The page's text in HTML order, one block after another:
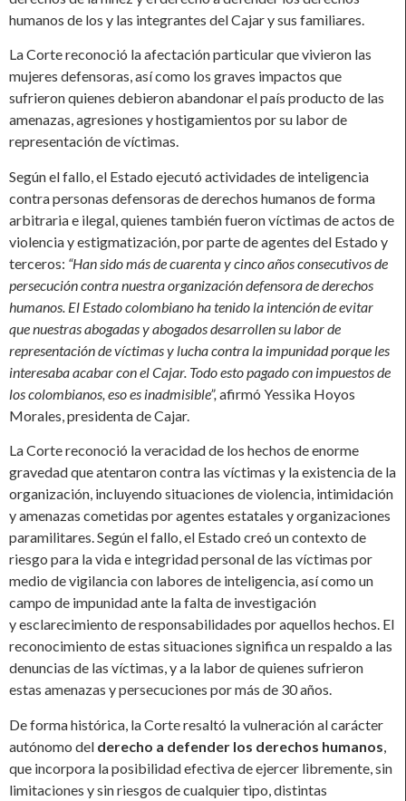
humanos de los y las integrantes del Cajar y sus familiares.
La Corte reconoció la afectación particular que vivieron las
mujeres defensoras, así como los graves impactos que
sufrieron quienes debieron abandonar el país producto de las
amenazas, agresiones y hostigamientos por su labor de
representación de víctimas.
Según el fallo, el Estado ejecutó actividades de inteligencia
contra personas defensoras de derechos humanos de forma
arbitraria e ilegal, quienes también fueron víctimas de actos de
violencia y estigmatización, por parte de agentes del Estado y
terceros: “Han sido más de cuarenta y cinco años consecutivos de
persecución contra nuestra organización defensora de derechos
humanos. El Estado colombiano ha tenido la intención de evitar
que nuestras abogadas y abogados desarrollen su labor de
representación de víctimas y lucha contra la impunidad porque les
interesaba acabar con el Cajar. Todo esto pagado con impuestos de
los colombianos, eso es inadmisible”, afirmó Yessika Hoyos
Morales, presidenta de Cajar.
La Corte reconoció la veracidad de los hechos de enorme
gravedad que atentaron contra las víctimas y la existencia de la
organización, incluyendo situaciones de violencia, intimidación
y amenazas cometidas por agentes estatales y organizaciones
paramilitares. Según el fallo, el Estado creó un contexto de
riesgo para la vida e integridad personal de las víctimas por
medio de vigilancia con labores de inteligencia, así como un
campo de impunidad ante la falta de investigación
y esclarecimiento de responsabilidades por aquellos hechos. El
reconocimiento de estas situaciones significa un respaldo a las
denuncias de las víctimas, y a la labor de quienes sufrieron
estas amenazas y persecuciones por más de 30 años.
De forma histórica, la Corte resaltó la vulneración al carácter
autónomo del derecho a defender los derechos humanos
que incorpora la posibilidad efectiva de ejercer libremente, sin
limitaciones y sin riesgos de cualquier tipo, distintas